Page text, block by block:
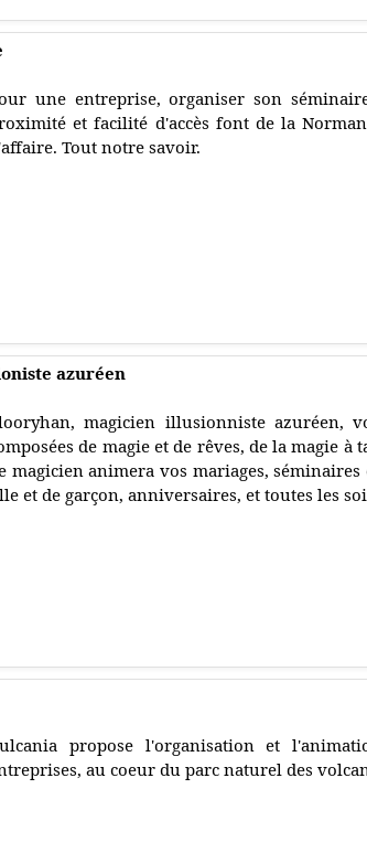
une entreprise, organiser son
et facilité d'accès font de la
Tout notre savoir.
azuréen
magicien illusionniste azuréen,
de magie et de rêves, de la magie à
magicien animera vos mariages,
et de garçon, anniversaires, et toutes les
propose l'organisation et
au coeur du parc naturel des